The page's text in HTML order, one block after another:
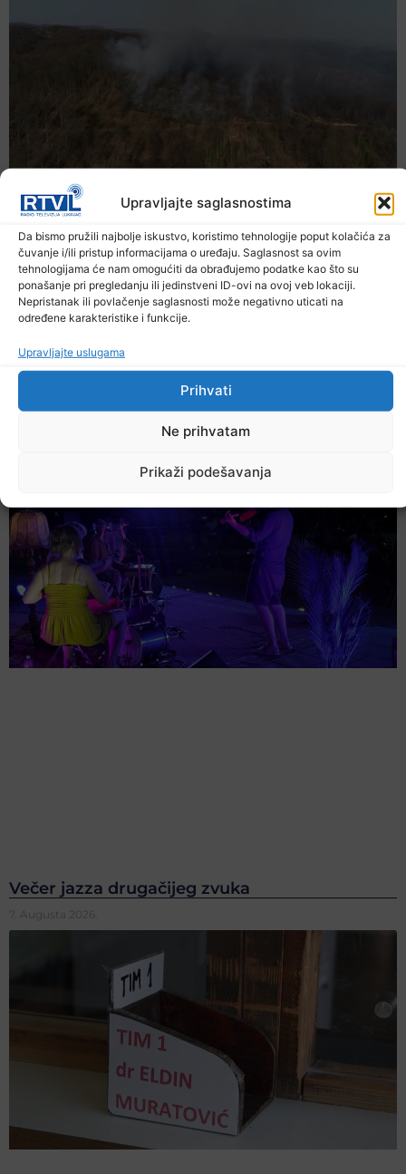
Upravljajte saglasnostima
Da bismo pružili najbolje iskustvo, koristimo tehnologije poput kolačića za
čuvanje i/ili pristup informacijama o uređaju. Saglasnost sa ovim
tehnologijama će nam omogućiti da obrađujemo podatke kao što su
ponašanje pri pregledanju ili jedinstveni ID-ovi na ovoj veb lokaciji.
Nepristanak ili povlačenje saglasnosti može negativno uticati na
određene karakteristike i funkcije.
Upravljajte uslugama
Prihvati
Ne prihvatam
Prikaži podešavanja
U TK povećan broj požara
Večer jazza drugačijeg zvuka
7. Augusta 2026.